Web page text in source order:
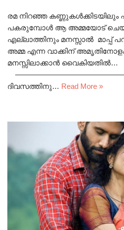
രമ നിറഞ്ഞ കണ്ണുകൾക്കിടയിലും
പകരുമ്പോൾ ആ അമ്മയോട്
എല്ലാത്തിനും മനസ്സാൽ മാപ്പ്
അമ്മ എന്ന വാക്കിന്
മനസ്സിലാക്കാൻ വൈകിയതിൽ…
ദിവസത്തിനു… Read More »